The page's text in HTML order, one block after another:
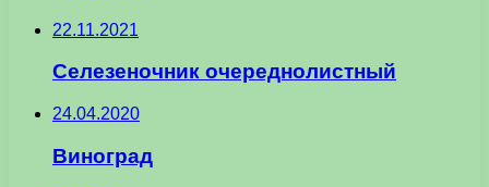
22.11.2021
Селезеночник очереднолистный
24.04.2020
Виноград